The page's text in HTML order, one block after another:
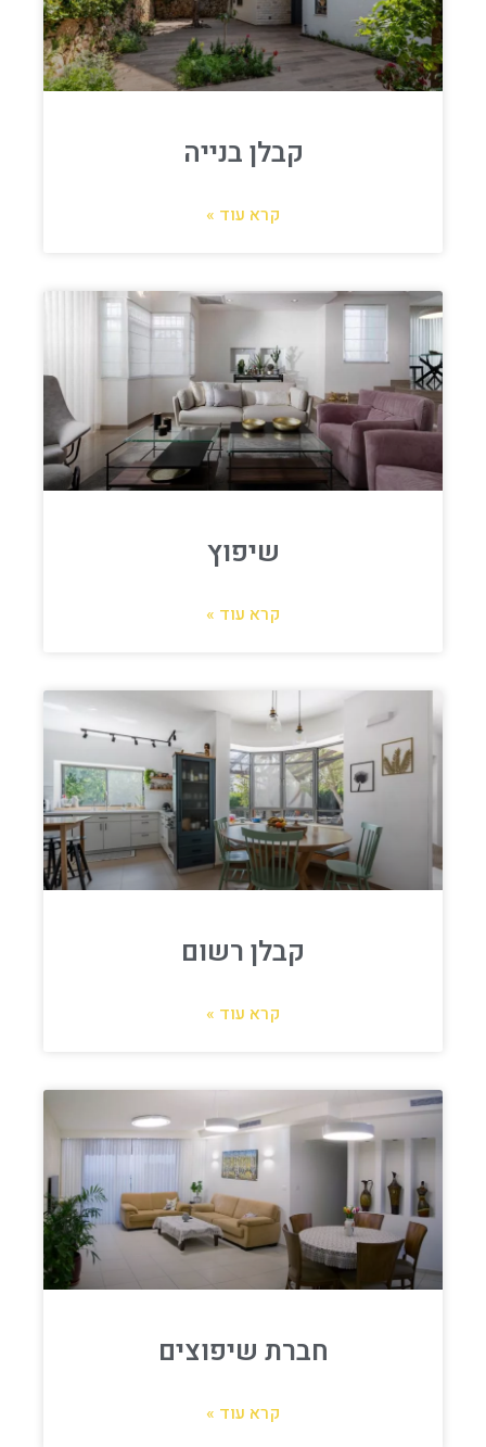
קבלן בנייה
קרא עוד »
שיפוץ
קרא עוד »
קבלן רשום
קרא עוד »
חברת שיפוצים
קרא עוד »